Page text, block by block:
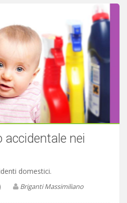
accidentale nei
domestici.
Briganti Massimiliano